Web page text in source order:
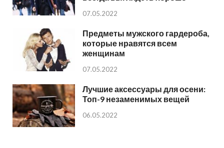
07.05.2022
Предметы мужского гардероба,
которые нравятся всем
женщинам
07.05.2022
Лучшие аксессуары для осени:
Топ-9 незаменимых вещей
06.05.2022